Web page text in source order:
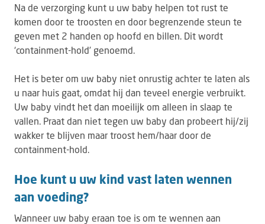
Na de verzorging kunt u uw baby helpen tot rust te
komen door te troosten en door begrenzende steun te
geven met 2 handen op hoofd en billen. Dit wordt
‘containment-hold’ genoemd.
Het is beter om uw baby niet onrustig achter te laten als
u naar huis gaat, omdat hij dan teveel energie verbruikt.
Uw baby vindt het dan moeilijk om alleen in slaap te
vallen. Praat dan niet tegen uw baby dan probeert hij/zij
wakker te blijven maar troost hem/haar door de
containment-hold.
Hoe kunt u uw kind vast laten wennen
aan voeding?
Wanneer uw baby eraan toe is om te wennen aan